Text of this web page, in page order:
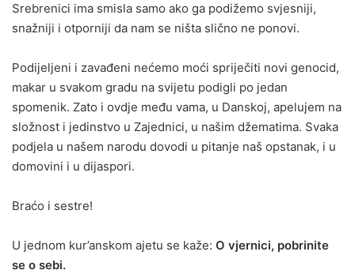
Srebrenici ima smisla samo ako ga podižemo svjesniji,
snažniji i otporniji da nam se ništa slično ne ponovi.
Podijeljeni i zavađeni nećemo moći spriječiti novi genocid,
makar u svakom gradu na svijetu podigli po jedan
spomenik. Zato i ovdje među vama, u Danskoj, apelujem na
složnost i jedinstvo u Zajednici, u našim džematima. Svaka
podjela u našem narodu dovodi u pitanje naš opstanak, i u
domovini i u dijaspori.
Braćo i sestre!
U jednom kur’anskom ajetu se kaže: O vjernici, pobrinite
se o sebi.